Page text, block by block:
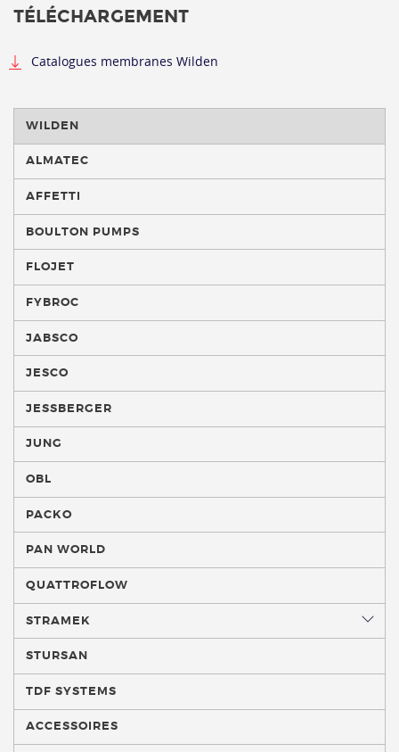
WILDEN
ALMATEC
AFFETTI
BOULTON PUMPS
FLOJET
FYBROC
JABSCO
JESCO
JESSBERGER
JUNG
OBL
PACKO
PAN WORLD
QUATTROFLOW
STRAMEK
STURSAN
TDF SYSTEMS
ACCESSOIRES
TÉLÉCHARGEMENT
Catalogues membranes Wilden